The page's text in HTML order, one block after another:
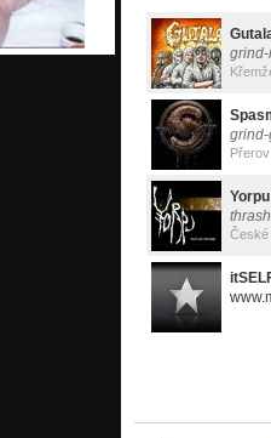
Přerov
Yorpu
České